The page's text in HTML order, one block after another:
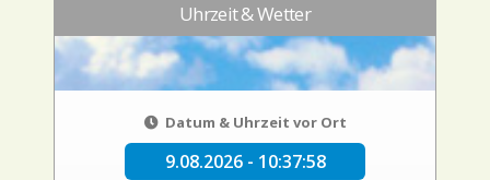
Uhrzeit & Wetter
Datum & Uhrzeit vor Ort
9.08.2026 - 10:37:59